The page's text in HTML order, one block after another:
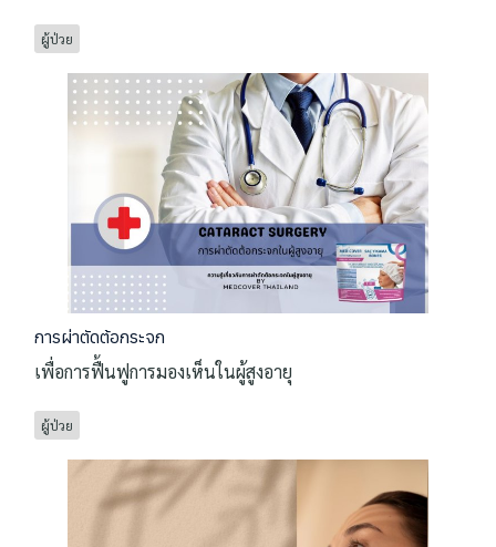
ผู้ป่วย
การผ่าตัดต้อกระจก
เพื่อการฟื้นฟูการมองเห็นในผู้สูงอายุ
ผู้ป่วย